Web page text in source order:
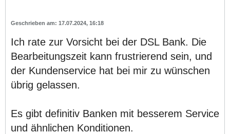
17.07.2024, 16:18
Ich rate zur Vorsicht bei der DSL Bank. Die
Bearbeitungszeit kann frustrierend sein, und
der Kundenservice hat bei mir zu wünschen
übrig gelassen.
Es gibt definitiv Banken mit besserem Service
und ähnlichen Konditionen.